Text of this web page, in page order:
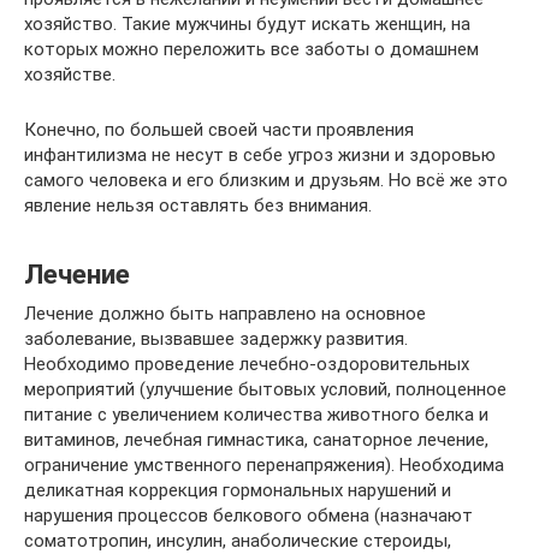
хозяйство. Такие мужчины будут искать женщин, на
которых можно переложить все заботы о домашнем
хозяйстве.
Конечно, по большей своей части проявления
инфантилизма не несут в себе угроз жизни и здоровью
самого человека и его близким и друзьям. Но всё же это
явление нельзя оставлять без внимания.
Лечение
Лечение должно быть направлено на основное
заболевание, вызвавшее задержку развития.
Необходимо проведение лечебно-оздоровительных
мероприятий (улучшение бытовых условий, полноценное
питание с увеличением количества животного белка и
витаминов, лечебная гимнастика, санаторное лечение,
ограничение умственного перенапряжения). Необходима
деликатная коррекция гормональных нарушений и
нарушения процессов белкового обмена (назначают
соматотропин, инсулин, анаболические стероиды,